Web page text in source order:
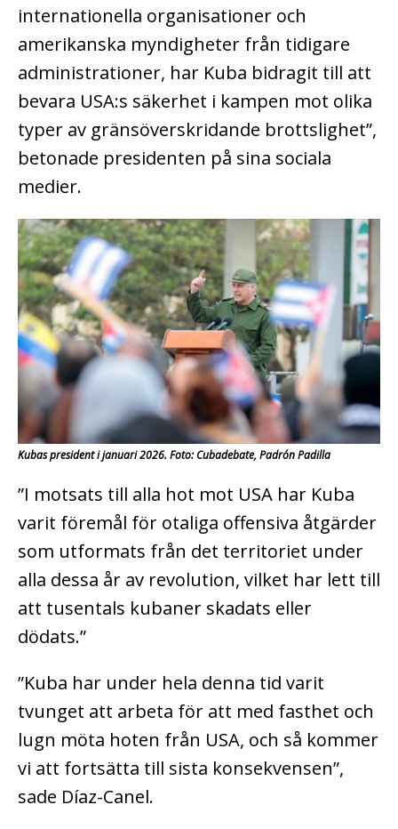
internationella organisationer och
amerikanska myndigheter från tidigare
administrationer, har Kuba bidragit till att
bevara USA:s säkerhet i kampen mot olika
typer av gränsöverskridande brottslighet”,
betonade presidenten på sina sociala
medier.
Kubas president i januari 2026. Foto: Cubadebate, Padrón Padilla
”I motsats till alla hot mot USA har Kuba
varit föremål för otaliga offensiva åtgärder
som utformats från det territoriet under
alla dessa år av revolution, vilket har lett till
att tusentals kubaner skadats eller
dödats.”
”Kuba har under hela denna tid varit
tvunget att arbeta för att med fasthet och
lugn möta hoten från USA, och så kommer
vi att fortsätta till sista konsekvensen”,
sade Díaz-Canel.